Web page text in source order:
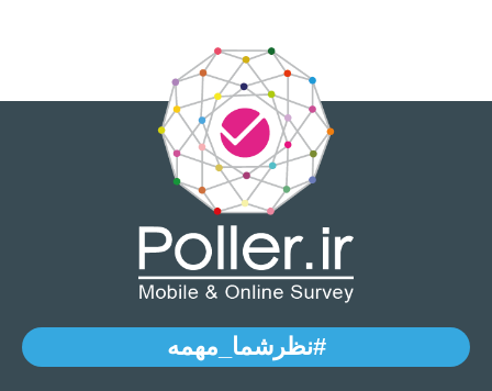
#نظرشما_مهمه